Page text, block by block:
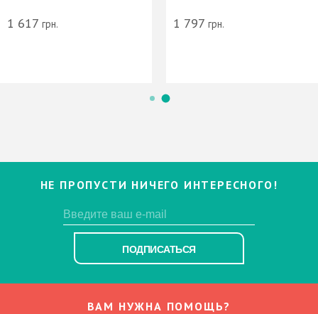
1 617 грн. 1 797 грн.
НЕ ПРОПУСТИ НИЧЕГО ИНТЕРЕСНОГО!
ПОДПИСАТЬСЯ
ВАМ НУЖНА ПОМОЩЬ?